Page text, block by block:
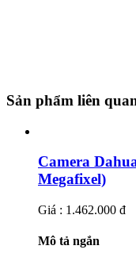
Sản phẩm liên
Camera
Megafixel)
Giá : 1.462.000 đ
Mô tả ngắn